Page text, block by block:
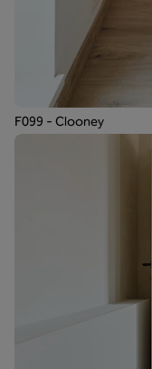
F099 - Clooney